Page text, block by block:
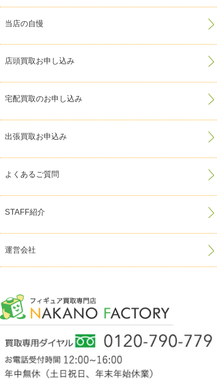
当店の自慢
店頭買取お申し込み
宅配買取のお申し込み
出張買取お申込み
よくあるご質問
STAFF紹介
運営会社